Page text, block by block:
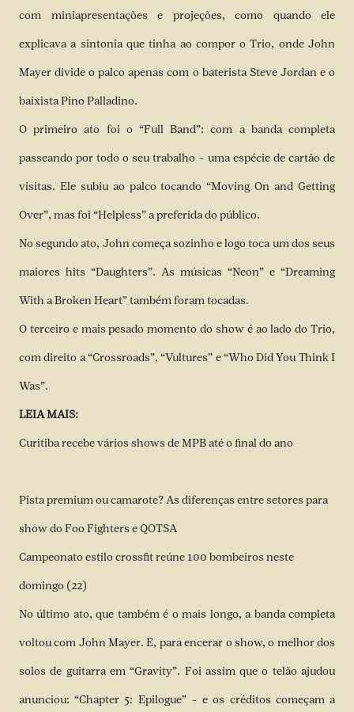
com miniapresentações e projeções, como quando ele
explicava a sintonia que tinha ao compor o Trio, onde John
Mayer divide o palco apenas com o baterista Steve Jordan e o
baixista Pino Palladino.
O primeiro ato foi o “Full Band”: com a banda completa
passeando por todo o seu trabalho – uma espécie de cartão de
visitas. Ele subiu ao palco tocando “Moving On and Getting
Over”, mas foi “Helpless” a preferida do público.
No segundo ato, John começa sozinho e logo toca um dos seus
maiores hits “Daughters”. As músicas “Neon” e “Dreaming
With a Broken Heart” também foram tocadas.
O terceiro e mais pesado momento do show é ao lado do Trio,
com direito a “Crossroads”, “Vultures” e “Who Did You Think I
Was”.
LEIA MAIS:
Curitiba recebe vários shows de MPB até o final do ano
Pista premium ou camarote? As diferenças entre setores para
show do Foo Fighters e QOTSA
Campeonato estilo crossfit reúne 100 bombeiros neste
domingo (22)
No último ato, que também é o mais longo, a banda completa
voltou com John Mayer. E, para encerar o show, o melhor dos
solos de guitarra em “Gravity”. Foi assim que o telão ajudou
anunciou: “Chapter 5: Epilogue” – e os créditos começam a